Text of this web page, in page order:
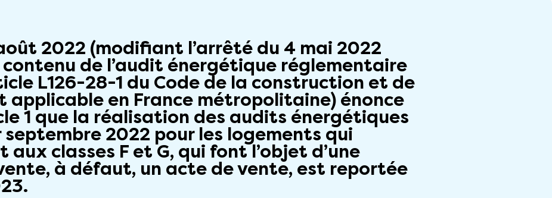
2022 (modifiant l’arrêté du 4 mai 2022
de l’audit énergétique réglementaire
L126-28-1 du Code de la construction et de
applicable en France métropolitaine) énonce
1 que la réalisation des audits énergétiques
septembre 2022 pour les logements qui
classes F et G, qui font l’objet d’une
à défaut, un acte de vente, est reportée